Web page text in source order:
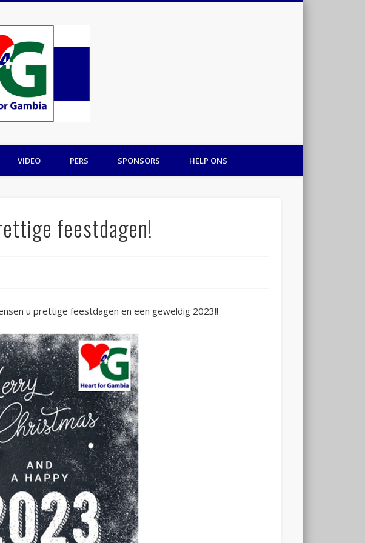
VIDEO PERS SPONSORS HELP ONS
feestdagen!
u prettige feestdagen en een geweldig 2023!!